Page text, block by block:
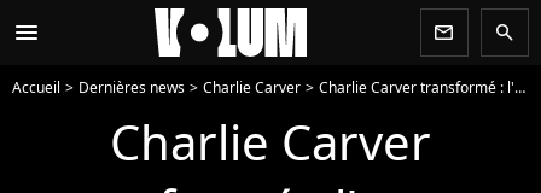
menu newsletter search
Accueil Dernières news Charlie Carver Charlie Carver transformé : l'acteur de Desperate Housewives et Teen Wolf change de tête
Charlie Carver